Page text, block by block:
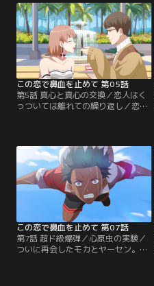
人生の成功者に会いに行くことにす
る。たくさんの成功者たちに話を聞
くがなかなか答えが得られないモカ
たち。偶然目にした広告に誘われて
「天才ゼミナール」を訪れると…。
この恋で鼻血を止めて 第05話
第5話 真心と真心の交換／恋人はく
っついては離れての繰り返し／恋愛
イケメンライバル達を出し抜き、モ
カの気に入るような行動を取ろうと
するヤーセン。しかし、そのすべて
が裏目にでてしまう。イケメン達に
溺愛され、元の生活に戻りたくない
モカを前に…。
この恋で鼻血を止めて 第07話
第7話 超ド級爆弾／心原虫の実験／
ついに再会したモカとヤーセン。し